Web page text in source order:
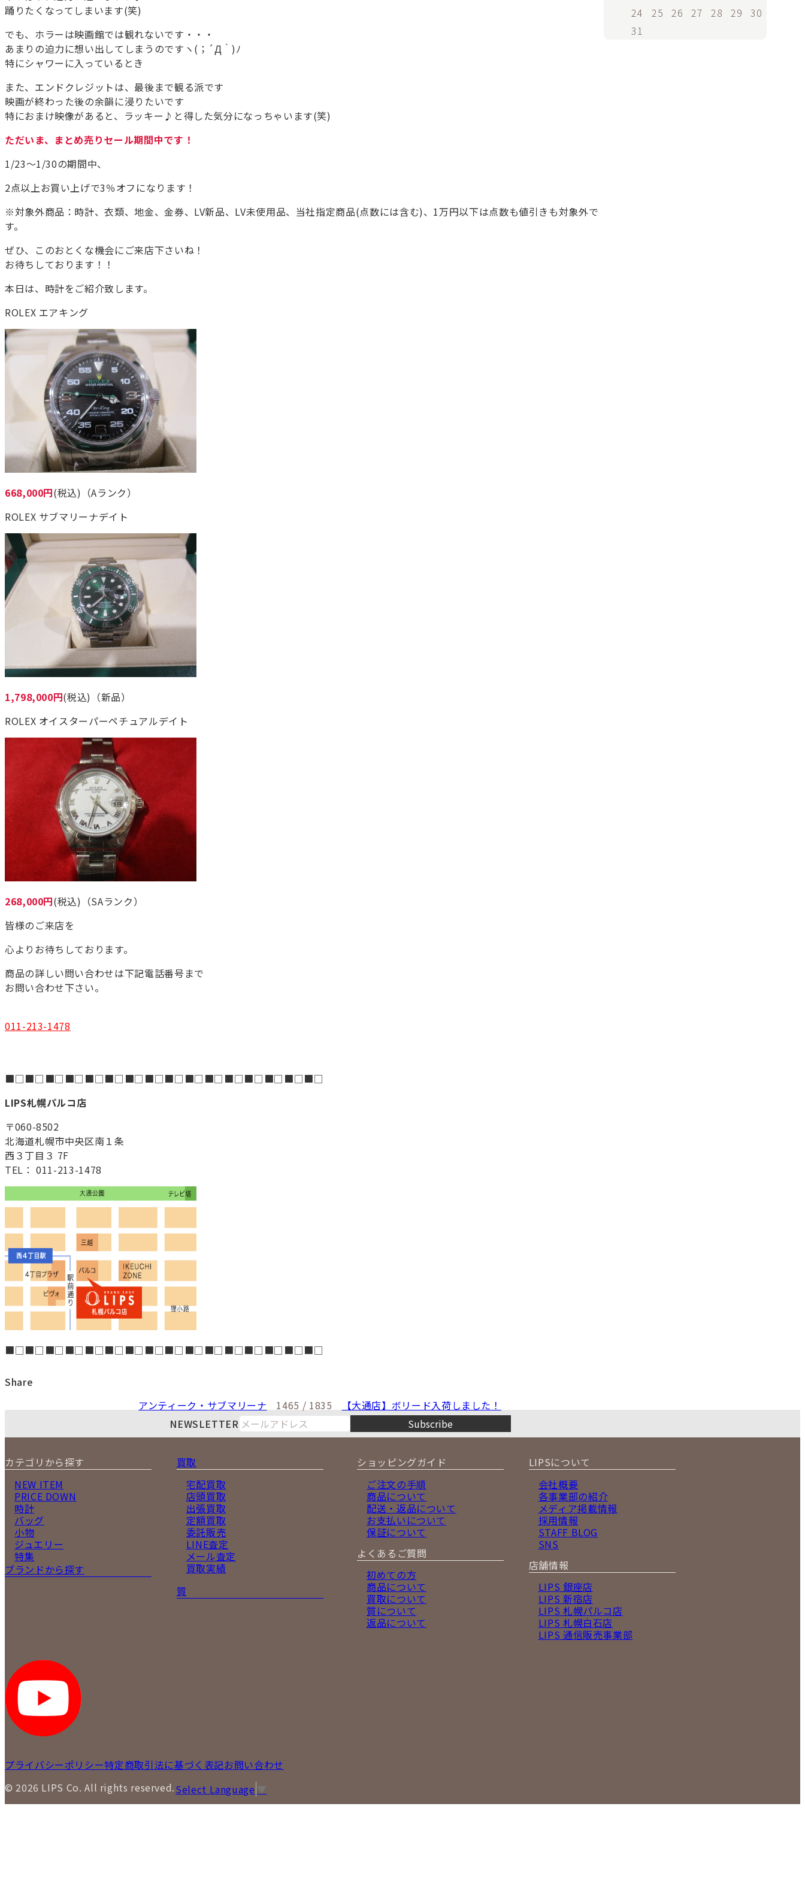
踊りたくなってしまいます(笑)
でも、ホラーは映画館では観れないです・・・
あまりの迫力に想い出してしまうのですヽ(；´Д｀)ﾉ
特にシャワーに入っているとき
また、エンドクレジットは、最後まで観る派です
映画が終わった後の余韻に浸りたいです
特におまけ映像があると、ラッキー♪と得した気分になっちゃいます(笑)
ただいま、まとめ売りセール期間中です！
1/23～1/30の期間中、
2点以上お買い上げで3％オフになります！
※対象外商品：時計、衣類、地金、金券、LV新品、LV未使用品、当社指定商品(点数には含む)、1万円以下は点数も値引きも対象外で
す。
ぜひ、このおとくな機会にご来店下さいね！
お待ちしております！！
本日は、時計をご紹介致します。
ROLEX エアキング
668,000円(税込)（Aランク）
ROLEX サブマリーナデイト
1,798,000円(税込)（新品）
ROLEX オイスターパーペチュアルデイト
268,000円(税込)（SAランク）
皆様のご来店を
心よりお待ちしております。
商品の詳しい問い合わせは下記電話番号まで
お問い合わせ下さい。
011-213-1478
■□■□■□■□■□■□■□■□■□■□■□■□■□■□■□■□
LIPS札幌パルコ店
〒060-8502
北海道札幌市中央区南１条
西３丁目３ 7F
TEL： 011-213-1478
■□■□■□■□■□■□■□■□■□■□■□■□■□■□■□■□
Share
アンティーク・サブマリーナ
1465 / 1835 【大通店】ボリード入荷しました！
24
25 26 27 28 29
30
31
NEWSLETTER Subscribe
カテゴリから探す
NEW ITEM
PRICE DOWN
時計
バッグ
小物
ジュエリー
特集
ブランドから探す
買取
宅配買取
店頭買取
出張買取
定額買取
委託販売
LINE査定
メール査定
買取実績
質
ショッピングガイド
ご注文の手順
商品について
配送・返品について
お支払いについて
保証について
よくあるご質問
初めての方
商品について
買取について
質について
返品について
LIPSについて
会社概要
各事業部の紹介
メディア掲載情報
採用情報
STAFF BLOG
SNS
店舗情報
LIPS 銀座店
LIPS 新宿店
LIPS 札幌パルコ店
LIPS 札幌白石店
LIPS 通信販売事業部
プライバシーポリシー特定商取引法に基づく表記お問い合わせ
© 2026 LIPS Co. All rights reserved.Select Language ▼